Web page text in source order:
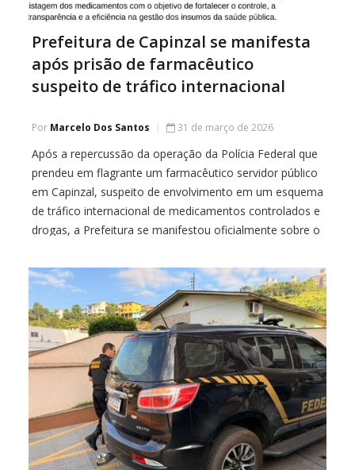
Prefeitura de Capinzal se manifesta
após prisão de farmacêutico
suspeito de tráfico internacional
Por Marcelo Dos Santos 31 de março de 2026
Após a repercussão da operação da Polícia Federal que
prendeu em flagrante um farmacêutico servidor público
em Capinzal, suspeito de envolvimento em um esquema
de tráfico internacional de medicamentos controlados e
drogas, a Prefeitura se manifestou oficialmente sobre o
tramita sob sigilo desde 2024, apura o […]